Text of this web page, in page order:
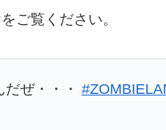
ご覧ください。
ぜ・・・